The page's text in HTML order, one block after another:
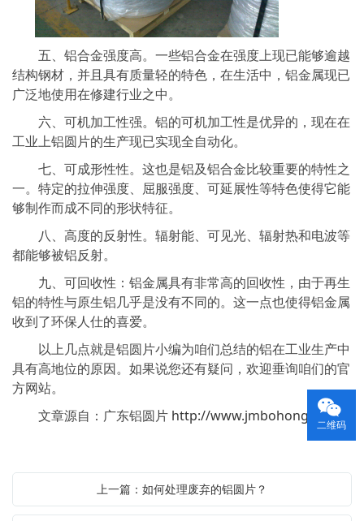
五、铝合金强度高。一些铝合金在强度上现已能够逾越
结构钢材，并且具有质量轻的特色，在生活中，铝金属现已
广泛地使用在修建行业之中。
六、可机加工性强。铝的可机加工性是优异的，现在在
工业上铝圆片的生产现已实现全自动化。
七、可成形性性。这也是铝及铝合金比较重要的特性之
一。特定的拉伸强度、屈服强度、可延展性等特色使得它能
够制作而成不同的形状特征。
八、高度的反射性。辐射能、可见光、辐射热和电波等
都能够被铝反射。
九、可回收性：铝金属具有非常高的回收性，由于再生
铝的特性与原生铝几乎是没有不同的。这一点也使得铝金属
收到了环保人仕的喜爱。
以上几点就是铝圆片小编为咱们总结的铝在工业生产中
具有高地位的原因。如果说您还有疑问，欢迎垂询咱们的官
方网站。
文章源自：广东铝圆片 http://www.jmbohong.com
上一篇：如何处理废弃的铝圆片？
二维码